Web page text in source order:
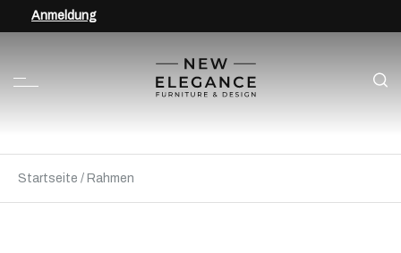
Anmeldung
Startseite / Rahmen